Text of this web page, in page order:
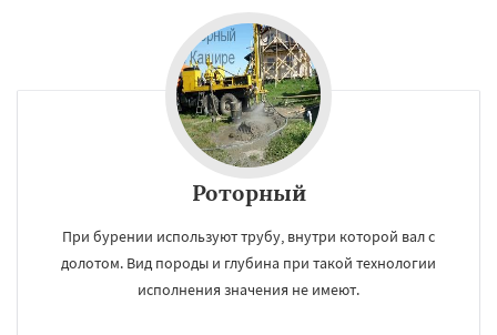
Работаем по
×
Роторный
При бурении используют трубу, внутри которой вал с
долотом. Вид породы и глубина при такой технологии
исполнения значения не имеют.
УЗНАТЬ ПОДРОБНЕЕ ×